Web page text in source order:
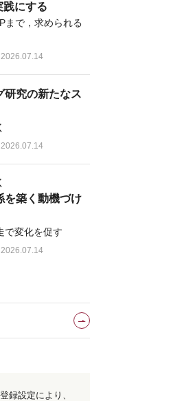
践にする
まで，求められる
2026.07.14
研究の新たなス
2026.07.14
を築く動機づけ
で変化を促す
2026.07.14
録設定により、